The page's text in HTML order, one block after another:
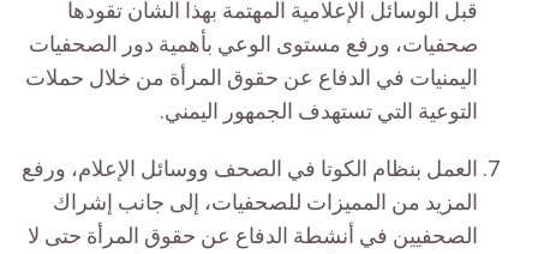
قبل الوسائل الإعلامية المهتمة بهذا الشأن تقودها
صحفيات، ورفع مستوى الوعي بأهمية دور الصحفيات
اليمنيات في الدفاع عن حقوق المرأة من خلال حملات
التوعية التي تستهدف الجمهور اليمني.
العمل بنظام الكوتا في الصحف ووسائل الإعلام، ورفع
المزيد من المميزات للصحفيات، إلى جانب إشراك
الصحفيين في أنشطة الدفاع عن حقوق المرأة حتى لا